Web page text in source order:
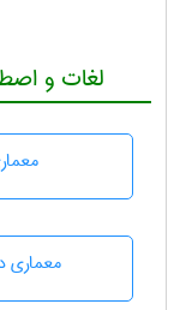
لغات و
معماری